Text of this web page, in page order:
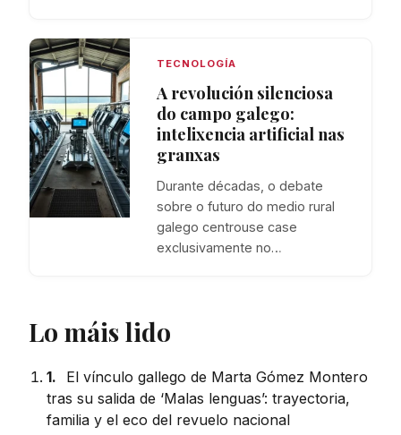
TECNOLOGÍA
A revolución silenciosa
do campo galego:
intelixencia artificial nas
granxas
Durante décadas, o debate
sobre o futuro do medio rural
galego centrouse case
exclusivamente no…
Lo máis lido
1.
El vínculo gallego de Marta Gómez Montero
tras su salida de ‘Malas lenguas’: trayectoria,
familia y el eco del revuelo nacional